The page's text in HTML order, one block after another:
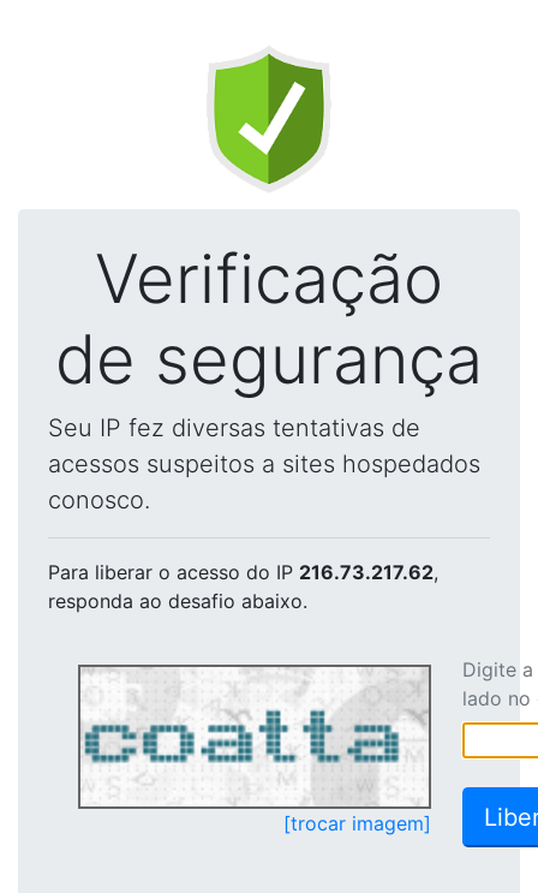
Verificação
de segurança
Seu IP fez diversas tentativas de
acessos suspeitos a sites hospedados
conosco.
Para liberar o acesso do IP 216.73.217.62,
responda ao desafio abaixo.
[trocar imagem]
Digite
lado no